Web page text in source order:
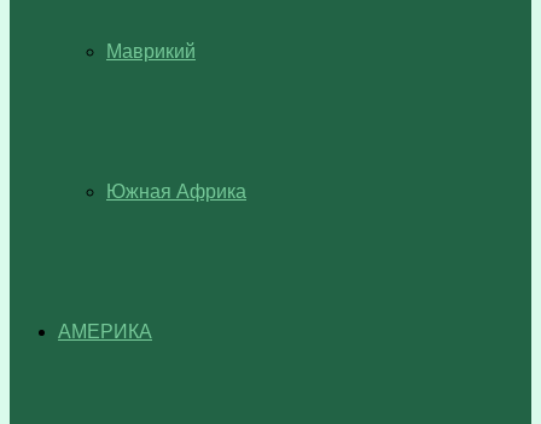
Маврикий
Южная Африка
АМЕРИКА